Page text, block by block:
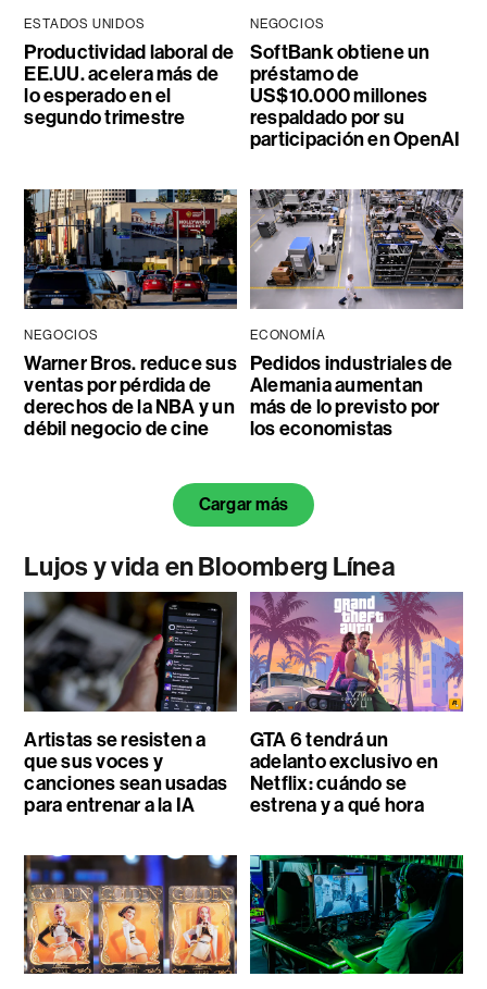
ESTADOS UNIDOS
Productividad laboral de
EE.UU. acelera más de
lo esperado en el
segundo trimestre
NEGOCIOS
SoftBank obtiene un
préstamo de
US$10.000 millones
respaldado por su
participación en OpenAI
NEGOCIOS
Warner Bros. reduce sus
ventas por pérdida de
derechos de la NBA y un
débil negocio de cine
ECONOMÍA
Pedidos industriales de
Alemania aumentan
más de lo previsto por
los economistas
Cargar más
Lujos y vida en Bloomberg Línea
Artistas se resisten a
que sus voces y
canciones sean usadas
para entrenar a la IA
GTA 6 tendrá un
adelanto exclusivo en
Netflix: cuándo se
estrena y a qué hora